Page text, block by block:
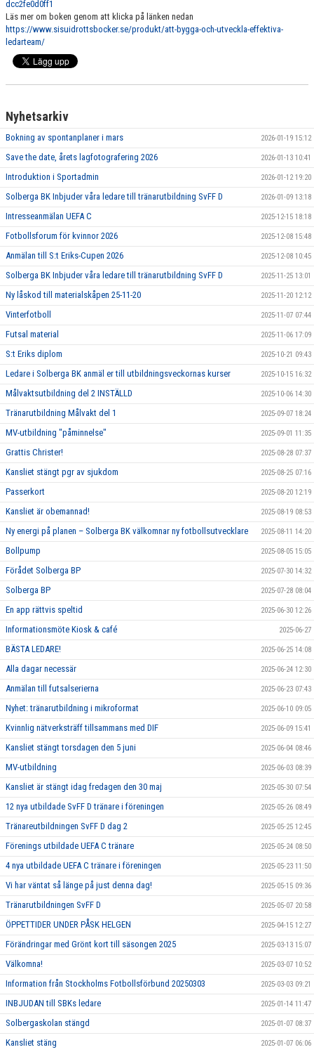
dcc2fe0d0ff1
Läs mer om boken genom att klicka på länken nedan
https://www.sisuidrottsbocker.se/produkt/att-bygga-och-utveckla-effektiva-
ledarteam/
Nyhetsarkiv
Bokning av spontanplaner i mars 2026-01-19 15:12
Save the date, årets lagfotografering 2026 2026-01-13 10:41
Introduktion i Sportadmin 2026-01-12 19:20
Solberga BK Inbjuder våra ledare till tränarutbildning SvFF D 2026-01-09 13:18
Intresseanmälan UEFA C 2025-12-15 18:18
Fotbollsforum för kvinnor 2026 2025-12-08 15:48
Anmälan till S:t Eriks-Cupen 2026 2025-12-08 10:45
Solberga BK Inbjuder våra ledare till tränarutbildning SvFF D 2025-11-25 13:01
Ny låskod till materialskåpen 25-11-20 2025-11-20 12:12
Vinterfotboll 2025-11-07 07:44
Futsal material 2025-11-06 17:09
S:t Eriks diplom 2025-10-21 09:43
Ledare i Solberga BK anmäl er till utbildningsveckornas kurser 2025-10-15 16:32
Målvaktsutbildning del 2 INSTÄLLD 2025-10-06 14:30
Tränarutbildning Målvakt del 1 2025-09-07 18:24
MV-utbildning "påminnelse" 2025-09-01 11:35
Grattis Christer! 2025-08-28 07:37
Kansliet stängt pgr av sjukdom 2025-08-25 07:16
Passerkort 2025-08-20 12:19
Kansliet är obemannad! 2025-08-19 08:53
Ny energi på planen – Solberga BK välkomnar ny fotbollsutvecklare 2025-08-11 14:20
Bollpump 2025-08-05 15:05
Förådet Solberga BP 2025-07-30 14:32
Solberga BP 2025-07-28 08:04
En app rättvis speltid 2025-06-30 12:26
Informationsmöte Kiosk & café 2025-06-27
BÄSTA LEDARE! 2025-06-25 14:08
Alla dagar necessär 2025-06-24 12:30
Anmälan till futsalserierna 2025-06-23 07:43
Nyhet: tränarutbildning i mikroformat 2025-06-10 09:05
Kvinnlig nätverksträff tillsammans med DIF 2025-06-09 15:41
Kansliet stängt torsdagen den 5 juni 2025-06-04 08:46
MV-utbildning 2025-06-03 08:39
Kansliet är stängt idag fredagen den 30 maj 2025-05-30 07:54
12 nya utbildade SvFF D tränare i föreningen 2025-05-26 08:49
Tränareutbildningen SvFF D dag 2 2025-05-25 12:45
Förenings utbildade UEFA C tränare 2025-05-24 08:50
4 nya utbildade UEFA C tränare i föreningen 2025-05-23 11:50
Vi har väntat så länge på just denna dag! 2025-05-15 09:36
Tränarutbildningen SvFF D 2025-05-07 20:58
ÖPPETTIDER UNDER PÅSK HELGEN 2025-04-15 12:27
Förändringar med Grönt kort till säsongen 2025 2025-03-13 15:07
Välkomna! 2025-03-07 10:52
Information från Stockholms Fotbollsförbund 20250303 2025-03-03 09:21
INBJUDAN till SBKs ledare 2025-01-14 11:47
Solbergaskolan stängd 2025-01-07 08:37
Kansliet stäng 2025-01-07 06:06